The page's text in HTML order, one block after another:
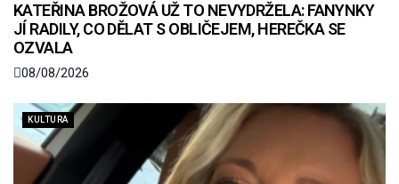
KATEŘINA BROŽOVÁ UŽ TO NEVYDRŽELA: FANYNKY
JÍ RADILY, CO DĚLAT S OBLIČEJEM, HEREČKA SE
OZVALA
08/08/2026
KULTURA